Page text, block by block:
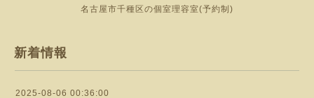
名古屋市千種区の個室理容室(予約制)
新着情報
2025-08-06 00:36:00